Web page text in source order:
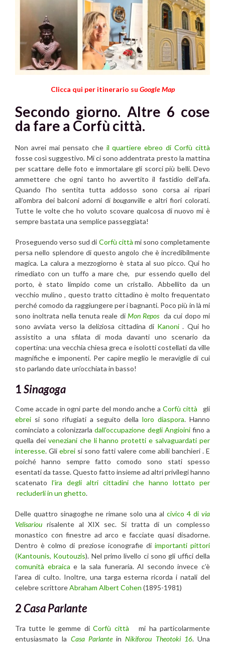
Clicca qui per itinerario su Google Map
Secondo giorno. Altre 6 cose
da fare a Corfù città.
Non avrei mai pensato che il quartiere ebreo di Corfù città
fosse così suggestivo. Mi ci sono addentrata presto la mattina
per scattare delle foto e immortalare gli scorci più belli. Devo
ammettere che ogni tanto ho avvertito il fastidio dell’afa.
Quando l’ho sentita tutta addosso sono corsa ai ripari
all’ombra dei balconi adorni dibouganville e altri fiori colorati.
Tutte le volte che ho voluto scovare qualcosa di nuovo mi è
sempre bastata una semplice passeggiata!
Proseguendo verso sud di Corfù città mi sono completamente
persa nello splendore di questo angolo che è incredibilmente
magica. La calura a mezzogiorno è stata al suo picco. Qui ho
rimediato con un tuffo a mare che, pur essendo quello del
porto, è stato limpido come un cristallo. Abbellito da un
vecchio mulino , questo tratto cittadino è molto frequentato
perché comodo da raggiungere per i bagnanti. Poco più in là mi
sono inoltrata nella tenuta reale di Mon Reposda cui dopo mi
sono avviata verso la deliziosa cittadina di Kanoni . Qui ho
assistito a una sfilata di moda davanti uno scenario da
copertina: una vecchia chiesa greca e isolotti costellati da ville
magnifiche e imponenti. Per capire meglio le meraviglie di cui
sto parlando date un’occhiata in basso!
1Sinagoga
Come accade in ogni parte del mondo anche a Corfù città gli
ebrei si sono rifugiati a seguito dellaloro diaspora. Hanno
cominciato a colonizzarladall’occupazione degli Angioinifino a
quella dei veneziani che li hanno protetti e salvaguardati per
interesse. Gli ebrei si sono fatti valere come abili banchieri . E
poiché hanno sempre fatto comodo sono stati spesso
esentati da tasse. Questo fatto insieme ad altri privilegi hanno
scatenato l’ira degli altri cittadini che hanno lottato per
recluderli in un ghetto.
Delle quattro sinagoghe ne rimane solo una al civico 4 di via
Velisariou risalente al XIX sec. Si tratta di un complesso
monastico con finestre ad arco e facciate quasi disadorne.
Dentro è colmo di preziose iconografie di importanti pittori
(Kantounis, Koutouzis). Nel primo livello ci sono gli uffici della
comunità ebraica e la sala funeraria. Al secondo invece c’è
l’area di culto. Inoltre, una targa esterna ricorda i natali del
celebre scrittoreAbraham Albert Cohen (1895-1981)
2Casa Parlante
Tra tutte le gemme diCorfù città mi ha particolarmente
entusiasmato la Casa ParlanteinNikiforou Theotoki 16. Una